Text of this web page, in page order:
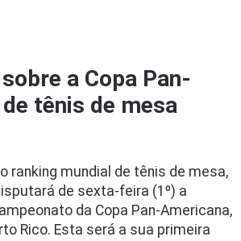
a Copa Pan-
tênis de mesa
ranking mundial de tênis de mesa,
de sexta-feira (1º) a
da Copa Pan-Americana,
Rico. Esta será a sua primeira